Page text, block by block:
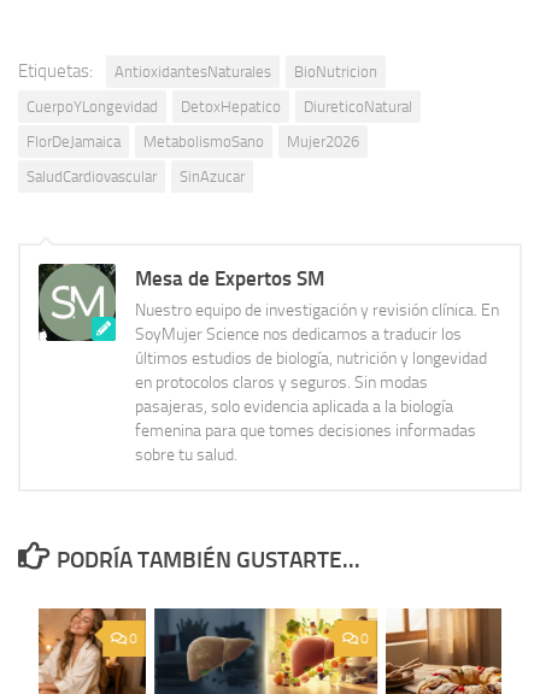
Etiquetas: AntioxidantesNaturales
BioNutricion
CuerpoYLongevidad
DetoxHepatico
DiureticoNatural
FlorDeJamaica
MetabolismoSano
Mujer2026
SaludCardiovascular
SinAzucar
Mesa de Expertos SM
Nuestro equipo de investigación y revisión clínica. En
SoyMujer Science nos dedicamos a traducir los
últimos estudios de biología, nutrición y longevidad
en protocolos claros y seguros. Sin modas
pasajeras, solo evidencia aplicada a la biología
femenina para que tomes decisiones informadas
sobre tu salud.
PODRÍA TAMBIÉN GUSTARTE...
0
0